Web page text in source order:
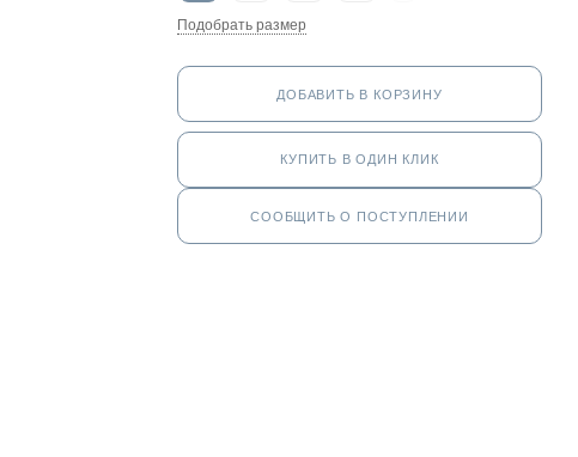
Подобрать размер
ДОБАВИТЬ В КОРЗИНУ
КУПИТЬ В ОДИН КЛИК
СООБЩИТЬ О ПОСТУПЛЕНИИ